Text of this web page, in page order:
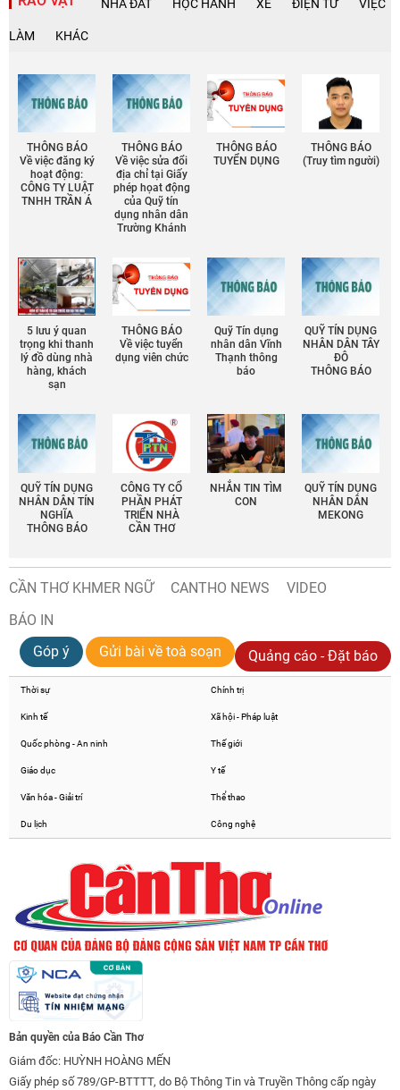
NHÀ ĐẤT HỌC HÀNH XE ĐIỆN TỬ VIỆC
LÀM KHÁC
THÔNG BÁO
Về việc đăng ký
hoạt động:
CÔNG TY LUẬT
TNHH TRẦN Á
THÔNG BÁO
Về việc sửa đổi
địa chỉ tại Giấy
phép họat động
của Quỹ tín
dụng nhân dân
Trường Khánh
THÔNG BÁO
TUYỂN DỤNG
THÔNG BÁO
(Truy tìm người)
5 lưu ý quan
trọng khi thanh
lý đồ dùng nhà
hàng, khách
sạn
THÔNG BÁO
Về việc tuyển
dụng viên chức
Quỹ Tín dụng
nhân dân Vĩnh
Thạnh thông
báo
QUỸ TÍN DỤNG
NHÂN DÂN TÂY
ĐÔ
THÔNG BÁO
QUỸ TÍN DỤNG
NHÂN DÂN TÍN
NGHĨA
THÔNG BÁO
CÔNG TY CỔ
PHẦN PHÁT
TRIỂN NHÀ
CẦN THƠ
NHẮN TIN TÌM
CON
QUỸ TÍN DỤNG
NHÂN DÂN
MEKONG
CẦN THƠ KHMER NGỮ CANTHO NEWS
VIDEO
BÁO IN
Góp ý
Gửi bài về toà soạn Quảng cáo - Đặt báo
Thời sự Chính trị
Kinh tế Xã hội - Pháp luật
Quốc phòng - An ninh Thế giới
Giáo dục Y tế
Văn hóa - Giải trí Thể thao
Du lịch Công nghệ
Bản quyền của Báo Cần Thơ
Giám đốc: HUỲNH HOÀNG MẾN
Giấy phép số 789/GP-BTTTT, do Bộ Thông Tin và Truyền Thông cấp ngày